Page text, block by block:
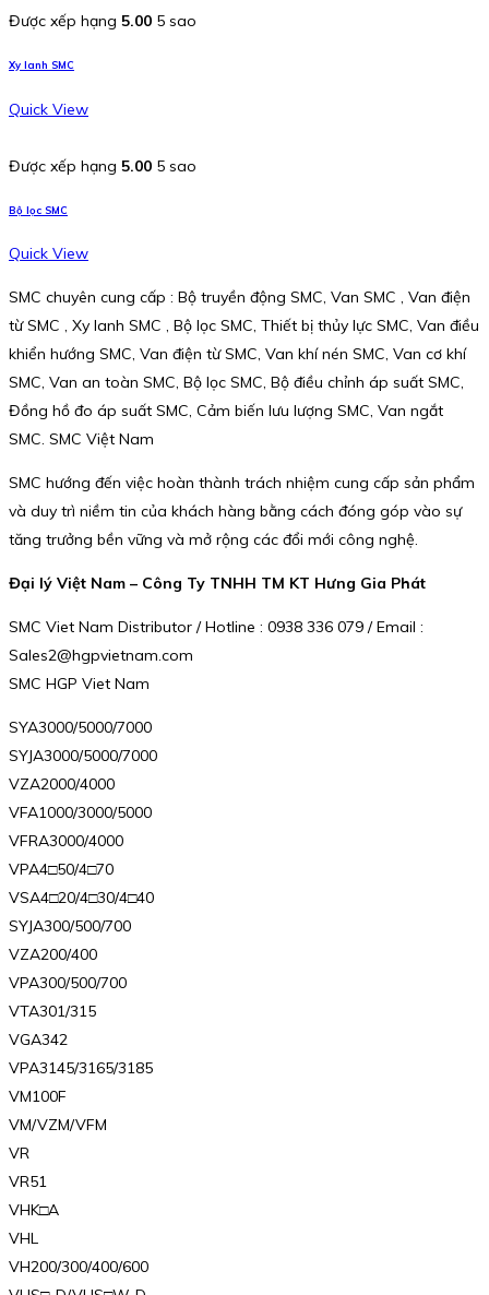
Được xếp hạng 5.00 5 sao
Xy lanh SMC
Quick View
Được xếp hạng 5.00 5 sao
Bộ lọc SMC
Quick View
SMC chuyên cung cấp : Bộ truyền động SMC, Van SMC , Van điện
từ SMC , Xy lanh SMC , Bộ lọc SMC, Thiết bị thủy lực SMC, Van điều
khiển hướng SMC, Van điện từ SMC, Van khí nén SMC, Van cơ khí
SMC, Van an toàn SMC, Bộ lọc SMC, Bộ điều chỉnh áp suất SMC,
Đồng hồ đo áp suất SMC, Cảm biến lưu lượng SMC, Van ngắt
SMC. SMC Việt Nam
SMC hướng đến việc hoàn thành trách nhiệm cung cấp sản phẩm
và duy trì niềm tin của khách hàng bằng cách đóng góp vào sự
tăng trưởng bền vững và mở rộng các đổi mới công nghệ.
Đại lý Việt Nam – Công Ty TNHH TM KT Hưng Gia Phát
SMC Viet Nam Distributor / Hotline : 0938 336 079 / Email :
Sales2@hgpvietnam.com
SMC HGP Viet Nam
SYA3000/5000/7000
SYJA3000/5000/7000
VZA2000/4000
VFA1000/3000/5000
VFRA3000/4000
VPA4□50/4□70
VSA4□20/4□30/4□40
SYJA300/500/700
VZA200/400
VPA300/500/700
VTA301/315
VGA342
VPA3145/3165/3185
VM100F
VM/VZM/VFM
VR
VR51
VHK□A
VHL
VH200/300/400/600